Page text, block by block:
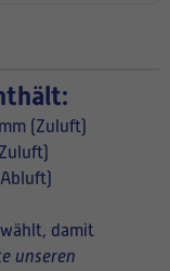
(Zuluft)
damit
unseren